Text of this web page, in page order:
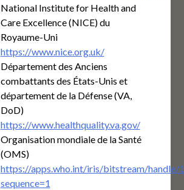
National Institute for Health and
Care Excellence (NICE) du
Royaume-Uni
https://www.nice.org.uk/
Département des Anciens
combattants des États-Unis et
département de la Défense (VA,
DoD)
https://www.healthquality.va.gov/
Organisation mondiale de la Santé
(OMS)
https://apps.who.int/iris/bitstream/handle/
sequence=1